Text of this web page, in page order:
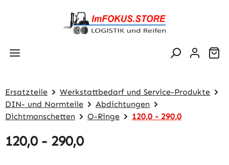
Zum Hauptinhalt springen
Ersatzteile
Werkstattbedarf und Service-Produkte
DIN- und Normteile
Abdichtungen
Dichtmanschetten
O-Ringe 120,0 - 290,0
120,0 - 290,0